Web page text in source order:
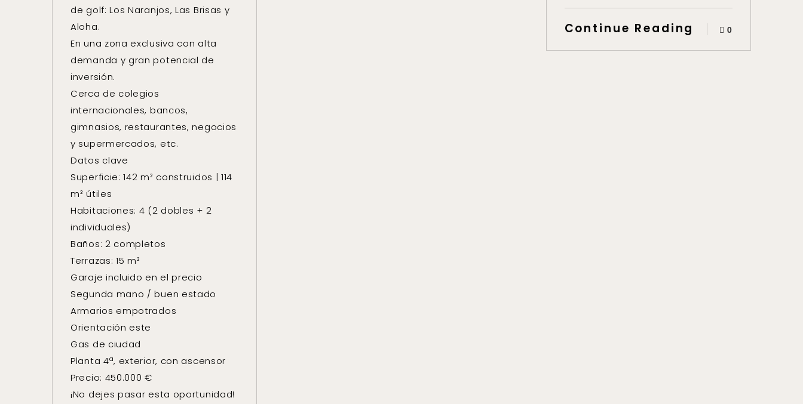
de golf: Los Naranjos, Las Brisas y
Aloha.
En una zona exclusiva con alta
demanda y gran potencial de
inversión.
Cerca de colegios
internacionales, bancos,
gimnasios, restaurantes, negocios
y supermercados, etc.
Datos clave
Superficie: 142 m² construidos | 114
m² útiles
Habitaciones: 4 (2 dobles + 2
individuales)
Baños: 2 completos
Terrazas: 15 m²
Garaje incluido en el precio
Segunda mano / buen estado
Armarios empotrados
Orientación este
Gas de ciudad
Planta 4ª, exterior, con ascensor
Precio: 450.000 €
¡No dejes pasar esta oportunidad!
Continue Reading 0